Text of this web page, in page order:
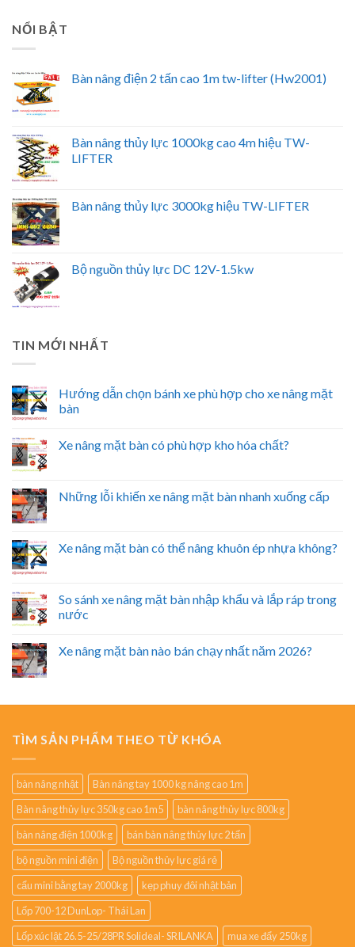
NỔI BẬT
Bàn nâng điện 2 tấn cao 1m tw-lifter (Hw2001)
Bàn nâng thủy lực 1000kg cao 4m hiệu TW-
LIFTER
Bàn nâng thủy lực 3000kg hiệu TW-LIFTER
Bộ nguồn thủy lực DC 12V-1.5kw
TIN MỚI NHẤT
Hướng dẫn chọn bánh xe phù hợp cho xe nâng mặt
bàn
Xe nâng mặt bàn có phù hợp kho hóa chất?
Những lỗi khiến xe nâng mặt bàn nhanh xuống cấp
Xe nâng mặt bàn có thể nâng khuôn ép nhựa không?
So sánh xe nâng mặt bàn nhập khẩu và lắp ráp trong
nước
Xe nâng mặt bàn nào bán chạy nhất năm 2026?
TÌM SẢN PHẨM THEO TỪ KHÓA
bàn nâng nhật
Bàn nâng tay 1000 kg nâng cao 1m
Bàn nâng thủy lực 350kg cao 1m5
bàn nâng thủy lực 800kg
bàn nâng điện 1000kg
bán bàn nâng thủy lực 2 tấn
bộ nguồn mini điện
Bộ nguồn thủy lực giá rẻ
cẩu mini bằng tay 2000kg
kẹp phuy đôi nhật bản
Lốp 700-12 DunLop- Thái Lan
Lốp xúc lật 26.5-25/28PR Solideal- SRILANKA
mua xe đẩy 250kg